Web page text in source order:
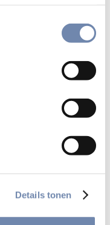
Details tonen
iets terug
en schreven een
. Misschien is er ruimte
familie. Je kunt
Bidden Onderweg op